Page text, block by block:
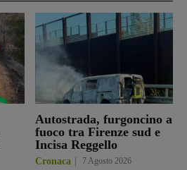
Autostrada, furgoncino a
fuoco tra Firenze sud e
Incisa Reggello
Cronaca 7 Agosto 2026